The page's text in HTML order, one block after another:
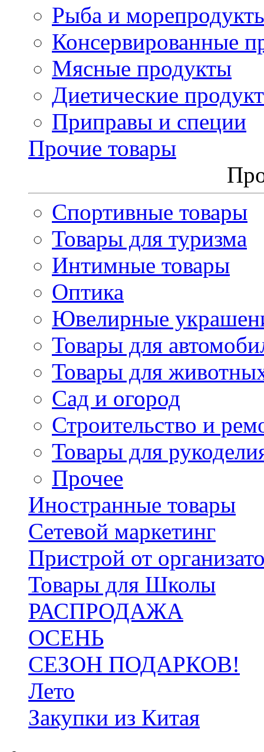
Рыба и
Консервированные
Мясные продукты
Диетические
Приправы и специи
Прочие товары
Спортивные товары
Товары для туризма
Интимные товары
Оптика
Ювелирные
Товары для
Товары для
Сад и огород
Строительство и
Товары для
Прочее
Иностранные товары
Сетевой маркетинг
Пристрой от
Товары для Школы
РАСПРОДАЖА
ОСЕНЬ
СЕЗОН ПОДАРКОВ!
Лето
Закупки из Китая